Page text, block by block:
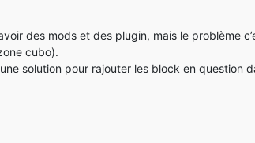
des mods et des plugin, mais le problème
cubo).
solution pour rajouter les block en question